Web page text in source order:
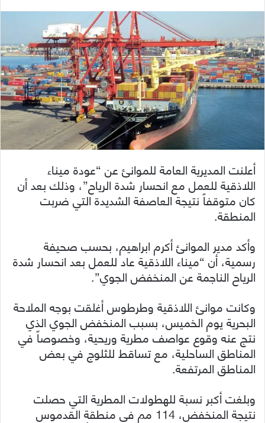
أعلنت المديرية العامة للموانئ عن “عودة ميناء
اللاذقية للعمل مع انحسار شدة الرياح”، وذلك بعد أن
كان متوقفاً نتيجة العاصفة الشديدة التي ضربت
المنطقة.
وأكد مدير الموانئ أكرم ابراهيم، بحسب صحيفة
رسمية، أن “ميناء اللاذقية عاد للعمل بعد انحسار شدة
الرياح الناجمة عن المنخفض الجوي”.
وكانت موانئ اللاذقية وطرطوس أغلقت بوجه الملاحة
البحرية يوم الخميس، بسبب المنخفض الجوي الذي
نتج عنه وقوع عواصف مطرية وريحية، وخصوصاً في
المناطق الساحلية، مع تساقط للثلوج في بعض
المناطق المرتفعة.
وبلغت أكبر نسبة للهطولات المطرية التي حصلت
نتيجة المنخفض، 114 مم في منطقة القدموس